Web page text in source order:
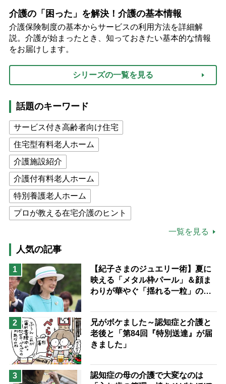
介護の「困った」を解決！介護の基本情報
介護保険制度の基本からサービスの利用方法を詳細解
説。介護が始まったとき、知っておきたい基本的な情報
をお届けします。
シリーズの一覧を見る
話題のキーワード
サービス付き高齢者向け住宅
住宅型有料老人ホーム
介護施設紹介
介護付有料老人ホーム
特別養護老人ホーム
プロが教える在宅介護のヒント
高木ブー
ケアマネジャー
猫が母になつきません
息子の遠距離介護サバイバル術
兄がボケました
予防法
一覧を見る
人気の記事
1
【紀子さまのジュエリー術】夏に
映える「メタル枠パール」＆顔ま
わりが華やぐ「揺れる一粒」の使
2
兄がボケました～認知症と介護と
老後と「第84回『特別送達』が届
きました」
3
認知症の母の介護で大変なのは